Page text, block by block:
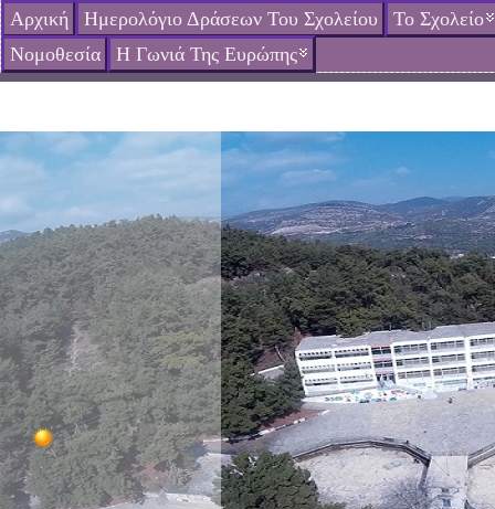
Αρχική Ημερολόγιο Δράσεων Του Σχολείου
Το Σχολείο
Νομοθεσία
Η Γωνιά Της Ευρώπης